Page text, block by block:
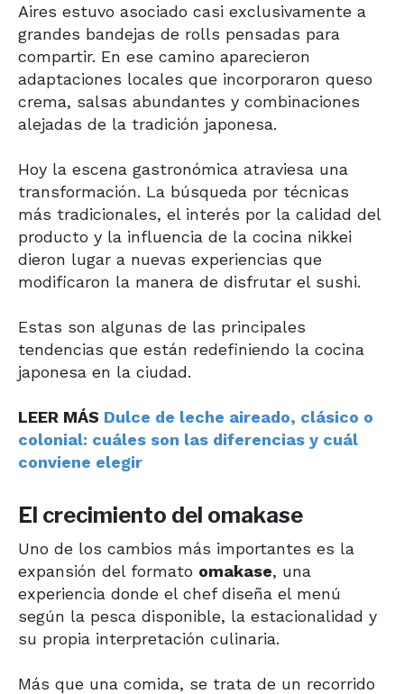
Aires estuvo asociado casi exclusivamente a
grandes bandejas de rolls pensadas para
compartir. En ese camino aparecieron
adaptaciones locales que incorporaron queso
crema, salsas abundantes y combinaciones
alejadas de la tradición japonesa.
Hoy la escena gastronómica atraviesa una
transformación. La búsqueda por técnicas
más tradicionales, el interés por la calidad del
producto y la influencia de la cocina nikkei
dieron lugar a nuevas experiencias que
modificaron la manera de disfrutar el sushi.
Estas son algunas de las principales
tendencias que están redefiniendo la cocina
japonesa en la ciudad.
LEER MÁS Dulce de leche aireado, clásico o
colonial: cuáles son las diferencias y cuál
conviene elegir
El crecimiento del omakase
Uno de los cambios más importantes es la
expansión del formato omakase, una
experiencia donde el chef diseña el menú
según la pesca disponible, la estacionalidad y
su propia interpretación culinaria.
Más que una comida, se trata de un recorrido